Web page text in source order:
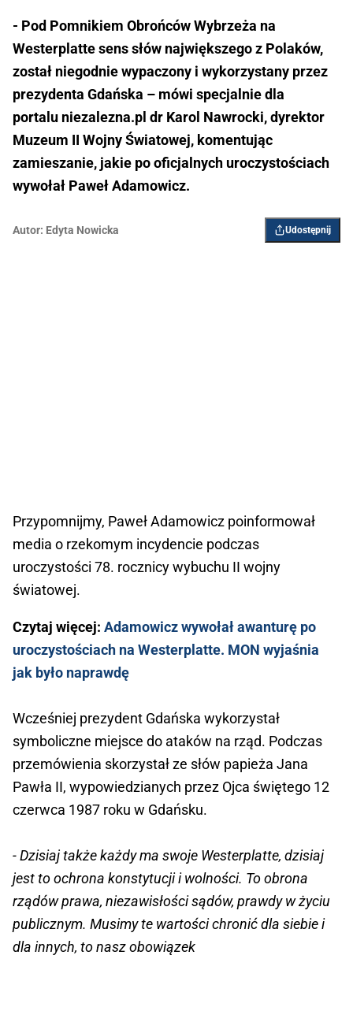
- Pod Pomnikiem Obrońców Wybrzeża na
Westerplatte sens słów największego z Polaków,
został niegodnie wypaczony i wykorzystany przez
prezydenta Gdańska – mówi specjalnie dla
portalu niezalezna.pl dr Karol Nawrocki, dyrektor
Muzeum II Wojny Światowej, komentując
zamieszanie, jakie po oficjalnych uroczystościach
wywołał Paweł Adamowicz.
Autor: Edyta Nowicka Udostępnij
Przypomnijmy, Paweł Adamowicz poinformował
media o rzekomym incydencie podczas
uroczystości 78. rocznicy wybuchu II wojny
światowej.
Czytaj więcej: Adamowicz wywołał awanturę po
uroczystościach na Westerplatte. MON wyjaśnia
jak było naprawdę
Wcześniej prezydent Gdańska wykorzystał
symboliczne miejsce do ataków na rząd. Podczas
przemówienia skorzystał ze słów papieża Jana
Pawła II, wypowiedzianych przez Ojca świętego 12
czerwca 1987 roku w Gdańsku.
- Dzisiaj także każdy ma swoje Westerplatte, dzisiaj
jest to ochrona konstytucji i wolności. To obrona
rządów prawa, niezawisłości sądów, prawdy w życiu
publicznym. Musimy te wartości chronić dla siebie i
dla innych, to nasz obowiązek